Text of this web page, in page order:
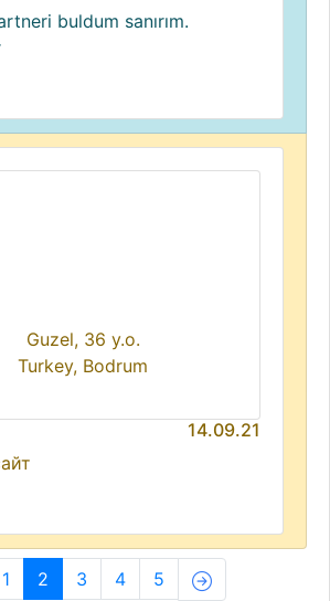
buldum sanırım.
Guzel, 36 y.o.
Turkey, Bodrum
14.09.21
1 2(current)
3 4 5